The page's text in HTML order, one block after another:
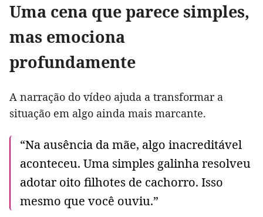
Uma cena que parece simples,
mas emociona
profundamente
A narração do vídeo ajuda a transformar a
situação em algo ainda mais marcante.
“Na ausência da mãe, algo inacreditável
aconteceu. Uma simples galinha resolveu
adotar oito filhotes de cachorro. Isso
mesmo que você ouviu.”